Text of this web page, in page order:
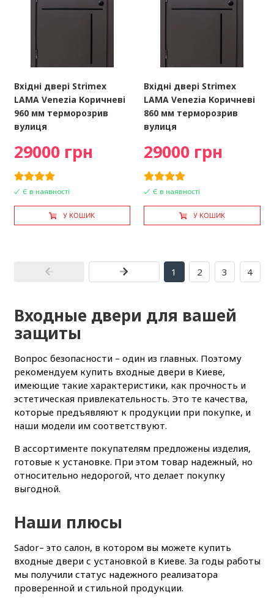
Вхідні двері Strimex
LAMA Venezia Коричневі
960 мм терморозрив
вулиця
29000 грн
Є в наявності
У КОШИК
Вхідні двері Strimex
LAMA Venezia Коричневі
860 мм терморозрив
вулиця
29000 грн
Є в наявності
У КОШИК
1 2 3 4
Входные двери для вашей
защиты
Вопрос безопасности – один из главных. Поэтому
рекомендуем купить входные двери в Киеве,
имеющие такие характеристики, как прочность и
эстетическая привлекательность. Это те качества,
которые предъявляют к продукции при покупке, и
наши модели им соответствуют.
В ассортименте покупателям предложены изделия,
готовые к установке. При этом товар надежный, но
относительно недорогой, что делает покупку
выгодной.
Наши плюсы
Sador– это салон, в котором вы можете купить
входные двери с установкой в Киеве. За годы работы
мы получили статус надежного реализатора
проверенной и стильной продукции.